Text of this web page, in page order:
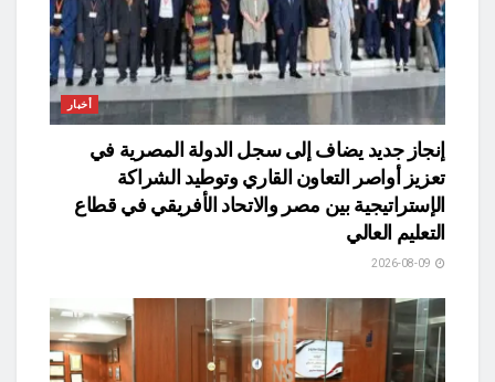
أخبار
​إنجاز جديد يضاف إلى سجل الدولة المصرية في
تعزيز أواصر التعاون القاري وتوطيد الشراكة
الإستراتيجية بين مصر والاتحاد الأفريقي في قطاع
التعليم العالي